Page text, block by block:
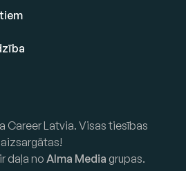
Career Latvia. Visas tiesības
aizsargātas!
daļa no Alma Media grupas.